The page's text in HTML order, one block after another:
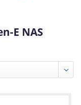
E NAS